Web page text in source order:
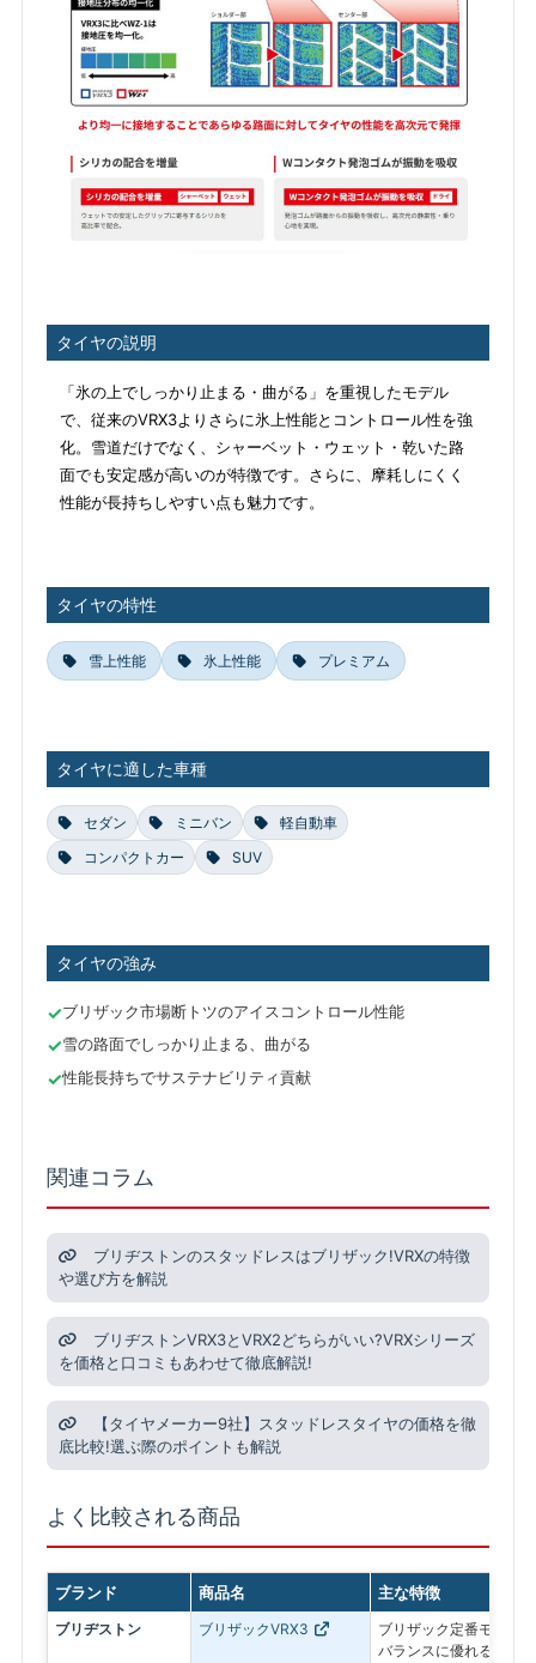
タイヤの説明
「氷の上でしっかり止まる・曲がる」を重視したモデル
で、従来のVRX3よりさらに氷上性能とコントロール性を強
化。雪道だけでなく、シャーベット・ウェット・乾いた路
面でも安定感が高いのが特徴です。さらに、摩耗しにくく
性能が長持ちしやすい点も魅力です。
タイヤの特性
雪上性能 氷上性能 プレミアム
タイヤに適した車種
セダン ミニバン
軽自動車
コンパクトカー
SUV
タイヤの強み
ブリザック市場断トツのアイスコントロール性能
雪の路面でしっかり止まる、曲がる
性能長持ちでサステナビリティ貢献
関連コラム
ブリヂストンのスタッドレスはブリザック!VRXの特徴
や選び方を解説
ブリヂストンVRX3とVRX2どちらがいい?VRXシリーズ
を価格と口コミもあわせて徹底解説!
【タイヤメーカー9社】スタッドレスタイヤの価格を徹
底比較!選ぶ際のポイントも解説
よく比較される商品
ブランド 商品名 主な特徴
ブリヂストン ブリザックVRX3
ブリザック定番モデル
バランスに優れる